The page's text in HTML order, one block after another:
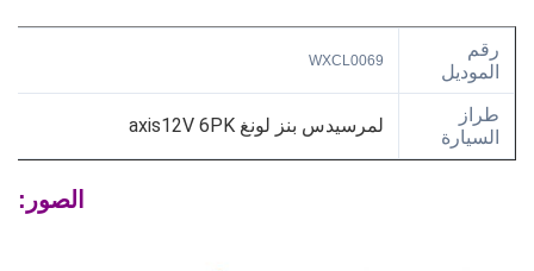
رقم
الموديل
WXCL0069
طراز
السيارة
لمرسيدس بنز لونغ axis12V 6PK
الصور: